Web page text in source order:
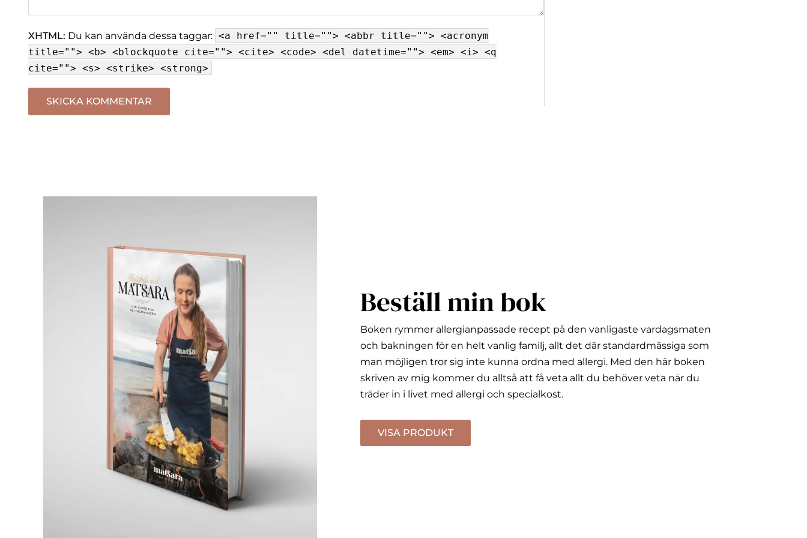
XHTML: Du kan använda dessa taggar: <a href="" title=""> <abbr title=""> <acronym
title=""> <b> <blockquote cite=""> <cite> <code> <del datetime=""> <em> <i> <q
cite=""> <s> <strike> <strong>
Beställ min bok
Boken rymmer allergianpassade recept på den vanligaste vardagsmaten
och bakningen för en helt vanlig familj, allt det där standardmässiga som
man möjligen tror sig inte kunna ordna med allergi. Med den här boken
skriven av mig kommer du alltså att få veta allt du behöver veta när du
träder in i livet med allergi och specialkost.
VISA PRODUKT